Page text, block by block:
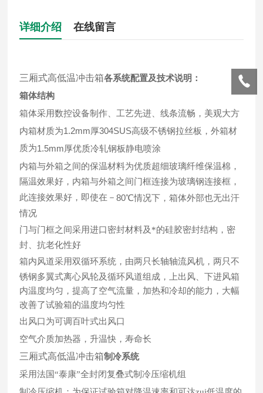
详细介绍 在线留言
三厢式高低温冲击箱各系统配置及技术说明：
箱体结构
箱体采用数控设备制作、工艺先进、线条流畅，美观大方
内箱材质为1.2mm厚304SUS高级不锈钢拉丝板，外箱材
质为1.5mm厚优质冷轧钢板静电喷涂
内箱与外箱之间的保温材料为优质超细玻璃纤维保温棉，
隔温效果好，内箱与外箱之间门框连接为玻璃钢连接框，
此连接效果好，即使在－80℃情况下，箱体外部也无出汗
情况
门与门框之间采用进口密封材料及*的硅胶密封结构，密
封、抗老化性好
箱内风道采用双循环系统，由两只长轴轴流风机，两只不
锈钢多翼式离心风轮及循环风道组成，上出风、下进风箱
内温度均匀，提高了空气流量，加热和冷却的能力，大幅
改善了试验箱的温度均匀性
出风口为可调百叶式出风口
空气介质加热器，升温快，寿命长
三厢式高低温冲击箱制冷系统
采用法国“泰康”全封闭复叠式制冷压缩机组